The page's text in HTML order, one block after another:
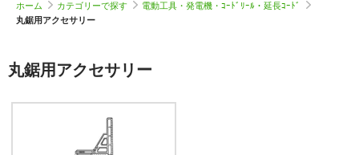
ホーム カテゴリーで探す
電動工具・発電機・ｺｰﾄﾞﾘｰﾙ・延長ｺｰﾄﾞ
丸鋸用アクセサリー
丸鋸用アクセサリー